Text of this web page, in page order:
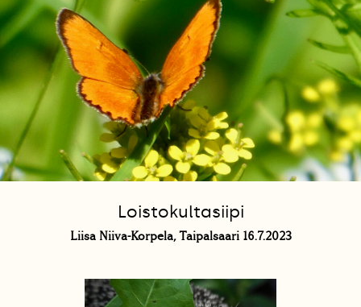
Loistokultasiipi
Liisa Niiva-Korpela, Taipalsaari 16.7.2023